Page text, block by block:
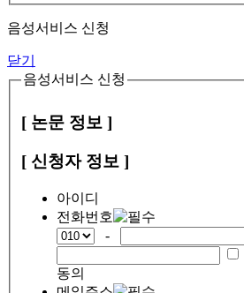
음성서비스 신청
닫기
음성서비스 신청
[ 논문 정보 ]
[ 신청자 정보 ]
아이디
전화번호
-
동의